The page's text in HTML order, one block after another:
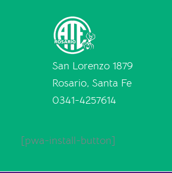
San Lorenzo 1879
Rosario, Santa Fe
0341-4257614
[pwa-install-button]